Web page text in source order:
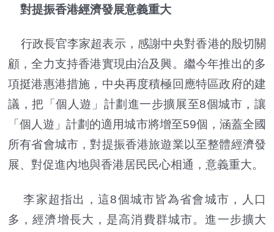
對提振香港經濟發展意義重大
行政長官李家超表示，感謝中央對香港的殷切關
顧，全力支持香港實現由治及興。繼今年推出的多
項挺港惠港措施，中央再度積極回應特區政府的建
議，把「個人遊」計劃進一步擴展至8個城市，讓
「個人遊」計劃的適用城市將增至59個，涵蓋全國
所有省會城市，對提振香港旅遊業以至整體經濟發
展、對促進內地與香港居民民心相通，意義重大。
李家超指出，這8個城市皆為省會城市，人口
多，經濟增長大，是高消費群城市。進一步擴大